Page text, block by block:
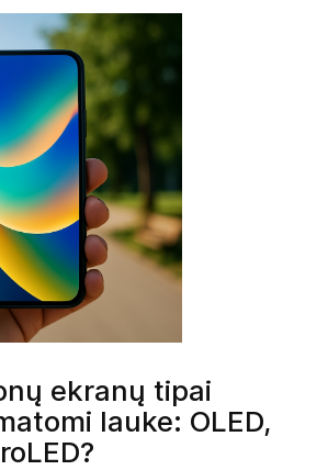
ekranų tipai
lauke: OLED,